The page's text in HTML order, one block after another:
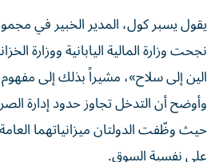
يقول يسبر كول، المدير الخبير في
نجحت وزارة المالية اليابانية ووزارة
الين إلى سلاح»، مشيراً بذلك إلى
وأوضح أن التدخل تجاوز حدود إدارة
حيث وظّفت الدولتان ميزانياتهما
على نفسية السوق.